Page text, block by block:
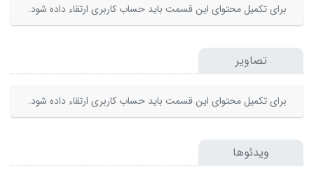
برای تکمیل محتوای این قسمت باید حساب کاربری ارتقاء داده شود.
تصاویر
برای تکمیل محتوای این قسمت باید حساب کاربری ارتقاء داده شود.
ویدئوها